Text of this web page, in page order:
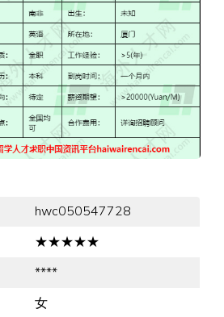
hwc050547728
★★★★★
****
女